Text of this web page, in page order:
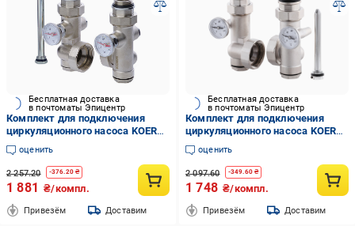
Бесплатная доставка
в почтоматы Эпицентр
Комплект для подключения
циркуляционного насоса KOER
KR.1020 1" (KR2690)
оценить
2 257.20 -376.20 ₴
1 881 ₴/компл.
Привезём Доставим
Бесплатная доставка
в почтоматы Эпицентр
Комплект для подключения
циркуляционного насоса KOER
KR.1020-A 1'' (KR2888)
оценить
2 097.60 -349.60₴
1 748 ₴/компл.
Привезём Доставим